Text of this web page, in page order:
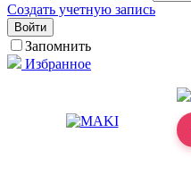
Создать учетную запись
Войти
Запомнить
Избранное